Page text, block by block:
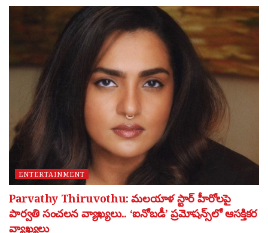
ENTERTAINMENT
Parvathy Thiruvothu: మలయాళ స్టార్ హీరోలపై
పార్వతి సంచలన వ్యాఖ్యలు.. ‘ఐనోబడీ’ ప్రమోషన్స్‌లో ఆసక్తికర
వ్యాఖ్యలు